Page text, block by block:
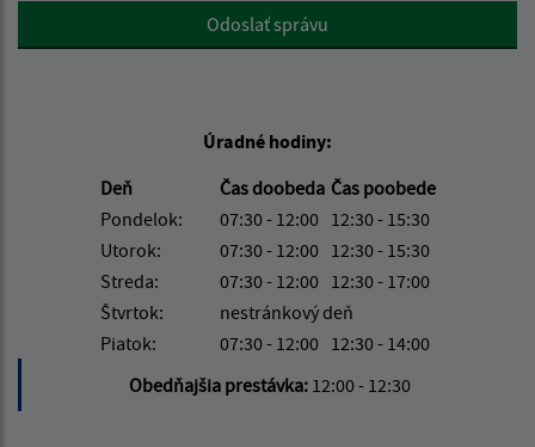
Google reCaptcha ResponseOdoslať správu
Úradné hodiny:
Deň
Čas doobeda Čas poobede
Pondelok:
07:30 - 12:00 12:30 - 15:30
Utorok:
07:30 - 12:00 12:30 - 15:30
Streda:
07:30 - 12:00 12:30 - 17:00
Štvrtok:
nestránkový deň
Piatok:
07:30 - 12:00 12:30 - 14:00
Obedňajšia prestávka: 12:00 - 12:30